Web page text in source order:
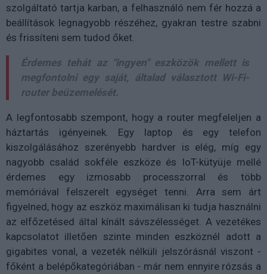
szolgáltató tartja karban, a felhasználó nem fér hozzá a
beállítások legnagyobb részéhez, gyakran testre szabni
és frissíteni sem tudod őket.
Érdemes tehát az "ingyen" eszközök mellett is
megfontolni egy saját, általad választott Wi-Fi-
router beüzemelését.
A legfontosabb szempont, hogy a router megfeleljen a
háztartás igényeinek. Egy laptop és egy telefon
kiszolgálásához szerényebb hardver is elég, míg egy
nagyobb család sokféle eszköze és IoT-kütyüje mellé
érdemes egy izmosabb processzorral és több
memóriával felszerelt egységet tenni. Arra sem árt
figyelned, hogy az eszköz maximálisan ki tudja használni
az elfőzetésed által kínált sávszélességet. A vezetékes
kapcsolatot illetően szinte minden eszköznél adott a
gigabites vonal, a vezeték nélküli jelszórásnál viszont -
főként a belépőkategóriában - már nem ennyire rózsás a